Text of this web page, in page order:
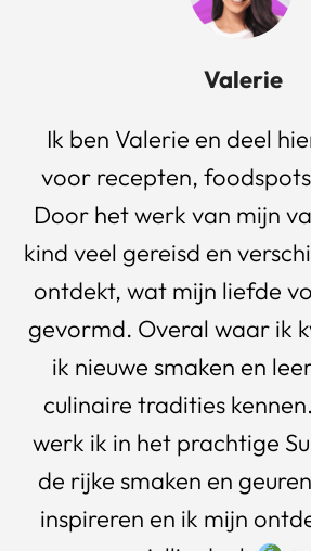
Valerie
Ik ben Valerie en deel
voor recepten,
Door het werk van mijn
kind veel gereisd en
ontdekt, wat mijn liefde
gevormd. Overal waar ik
ik nieuwe smaken en
culinaire tradities
werk ik in het prachtige
de rijke smaken en
inspireren en ik mijn